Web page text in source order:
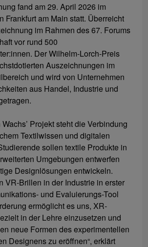
fand am 29. April 2026 im
Frankfurt am Main statt. Überreicht
im Rahmen des 67. Forums
vor rund 500
Der Wilhelm-Lorch-Preis
Auszeichnungen im
und wird von Unternehmen
aus Handel, Industrie und
Projekt steht die Verbindung
Textilwissen und digitalen
sollen textile Produkte in
Umgebungen entwerfen
Designlösungen entwickeln.
VR-Brillen in der Industrie in erster
und Evaluierungs-Tool
ermöglicht es uns, XR-
in der Lehre einzusetzen und
neue Formen des experimentellen
Designens zu eröffnen“, erklärt